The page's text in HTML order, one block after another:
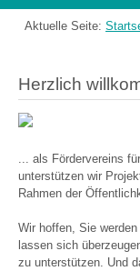
Aktuelle Seite:
Herzlich
... als Fördervereins
unterstützen wir
Rahmen der
Wir hoffen, Sie
lassen sich
zu unterstützen. Und